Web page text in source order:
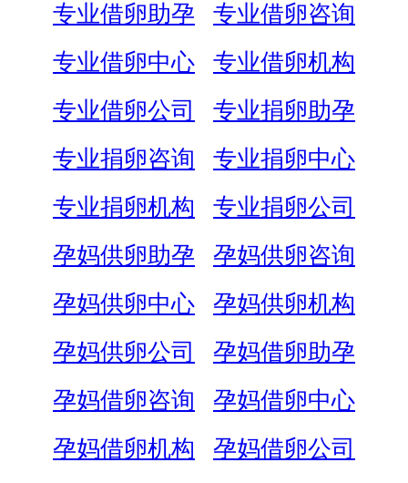
专业借卵助孕
专业借卵咨询
专业借卵中心
专业借卵机构
专业借卵公司
专业捐卵助孕
专业捐卵咨询
专业捐卵中心
专业捐卵机构
专业捐卵公司
孕妈供卵助孕
孕妈供卵咨询
孕妈供卵中心
孕妈供卵机构
孕妈供卵公司
孕妈借卵助孕
孕妈借卵咨询
孕妈借卵中心
孕妈借卵机构
孕妈借卵公司